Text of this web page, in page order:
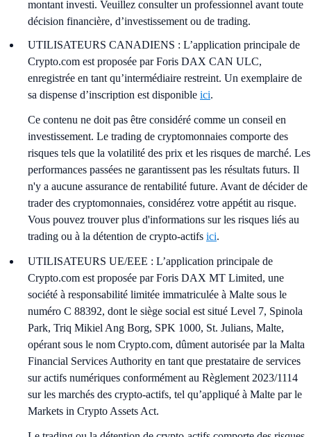
montant investi. Veuillez consulter un professionnel avant toute
décision financière, d’investissement ou de trading.
UTILISATEURS CANADIENS : L’application principale de
Crypto.com est proposée par Foris DAX CAN ULC,
enregistrée en tant qu’intermédiaire restreint. Un exemplaire de
sa dispense d’inscription est disponible ici.
Ce contenu ne doit pas être considéré comme un conseil en
investissement. Le trading de cryptomonnaies comporte des
risques tels que la volatilité des prix et les risques de marché. Les
performances passées ne garantissent pas les résultats futurs. Il
n'y a aucune assurance de rentabilité future. Avant de décider de
trader des cryptomonnaies, considérez votre appétit au risque.
Vous pouvez trouver plus d'informations sur les risques liés au
trading ou à la détention de crypto-actifs ici.
UTILISATEURS UE/EEE : L’application principale de
Crypto.com est proposée par Foris DAX MT Limited, une
société à responsabilité limitée immatriculée à Malte sous le
numéro C 88392, dont le siège social est situé Level 7, Spinola
Park, Triq Mikiel Ang Borg, SPK 1000, St. Julians, Malte,
opérant sous le nom Crypto.com, dûment autorisée par la Malta
Financial Services Authority en tant que prestataire de services
sur actifs numériques conformément au Règlement 2023/1114
sur les marchés des crypto-actifs, tel qu’appliqué à Malte par le
Markets in Crypto Assets Act.